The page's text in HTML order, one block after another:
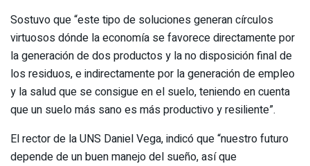
Sostuvo que “este tipo de soluciones generan círculos
virtuosos dónde la economía se favorece directamente por
la generación de dos productos y la no disposición final de
los residuos, e indirectamente por la generación de empleo
y la salud que se consigue en el suelo, teniendo en cuenta
que un suelo más sano es más productivo y resiliente”.
El rector de la UNS Daniel Vega, indicó que “nuestro futuro
depende de un buen manejo del sueño, así que